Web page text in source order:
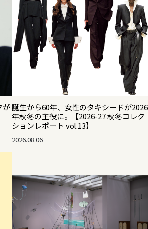
が誕生から60年、女性のタキシードが2026
年秋冬の主役に。【2026-27 秋冬コレク
ションレポート vol.13】
2026.08.06